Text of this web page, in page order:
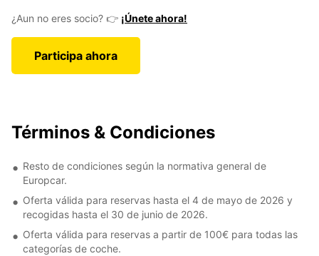
¿Aun no eres socio? 👉 ¡Únete ahora!
Participa ahora
Términos & Condiciones
Resto de condiciones según la normativa general de
Europcar.
Oferta válida para reservas hasta el 4 de mayo de 2026 y
recogidas hasta el 30 de junio de 2026.
Oferta válida para reservas a partir de 100€ para todas las
categorías de coche.